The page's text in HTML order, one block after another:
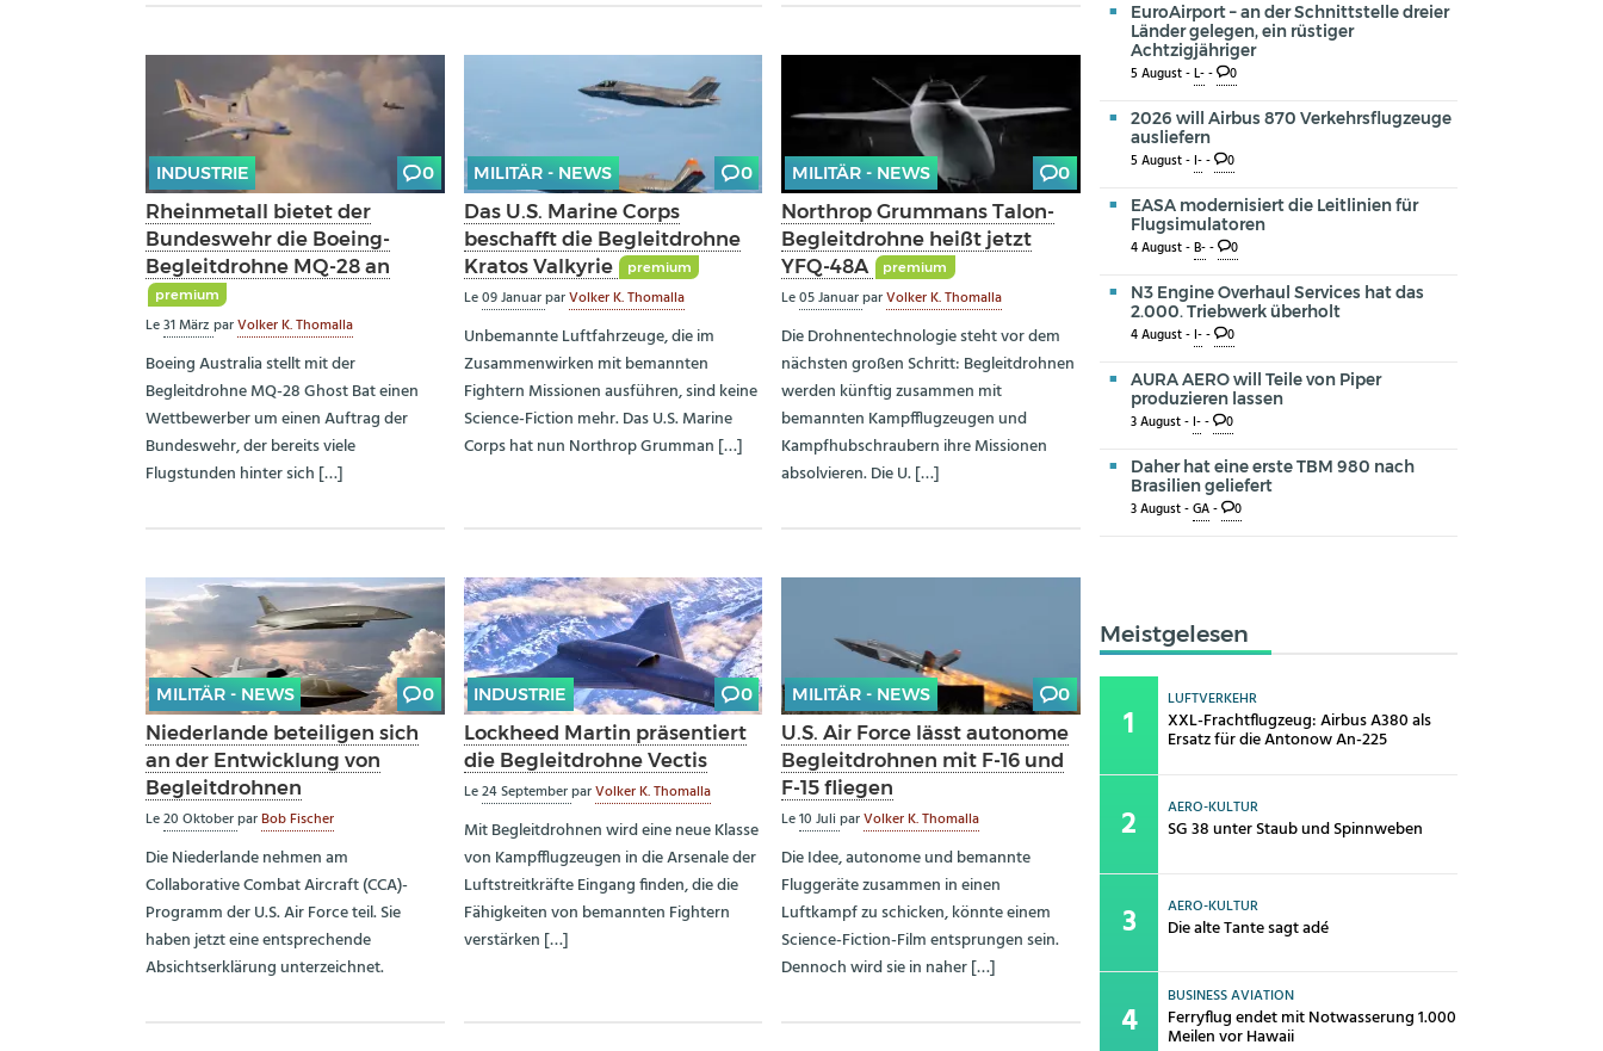
INDUSTRIE 0
Rheinmetall bietet der
Bundeswehr die Boeing-
Begleitdrohne MQ-28 an
premium
Le31 März parVolker K. Thomalla
Boeing Australia stellt mit der
Begleitdrohne MQ-28 Ghost Bat einen
Wettbewerber um einen Auftrag der
Bundeswehr, der bereits viele
Flugstunden hinter sich […]
MILITÄR - NEWS 0
Das U.S. Marine Corps
beschafft die Begleitdrohne
Kratos Valkyrie
premium
Le09 JanuarparVolker K. Thomalla
Unbemannte Luftfahrzeuge, die im
Zusammenwirken mit bemannten
Fightern Missionen ausführen, sind keine
Science-Fiction mehr. Das U.S. Marine
Corps hat nun Northrop Grumman […]
MILITÄR - NEWS 0
Northrop Grummans Talon-
Begleitdrohne heißt jetzt
YFQ-48A
premium
Le05 JanuarparVolker K. Thomalla
Die Drohnentechnologie steht vor dem
nächsten großen Schritt: Begleitdrohnen
werden künftig zusammen mit
bemannten Kampfflugzeugen und
Kampfhubschraubern ihre Missionen
absolvieren. Die U. […]
MILITÄR - NEWS 0
Niederlande beteiligen sich
an der Entwicklung von
Begleitdrohnen
Le20 OktoberparBob Fischer
Die Niederlande nehmen am
Collaborative Combat Aircraft (CCA)-
Programm der U.S. Air Force teil. Sie
haben jetzt eine entsprechende
Absichtserklärung unterzeichnet.
INDUSTRIE 0
Lockheed Martin präsentiert
die Begleitdrohne Vectis
Le24 SeptemberparVolker K. Thomalla
Mit Begleitdrohnen wird eine neue Klasse
von Kampfflugzeugen in die Arsenale der
Luftstreitkräfte Eingang finden, die die
Fähigkeiten von bemannten Fightern
verstärken […]
MILITÄR - NEWS 0
U.S. Air Force lässt autonome
Begleitdrohnen mit F-16 und
F-15 fliegen
Le10 JuliparVolker K. Thomalla
Die Idee, autonome und bemannte
Fluggeräte zusammen in einen
Luftkampf zu schicken, könnte einem
Science-Fiction-Film entsprungen sein.
Dennoch wird sie in naher […]
EuroAirport – an der Schnittstelle dreier
Länder gelegen, ein rüstiger
Achtzigjähriger
5 August -L-- 0
2026 will Airbus 870 Verkehrsflugzeuge
ausliefern
5 August -I-- 0
EASA modernisiert die Leitlinien für
Flugsimulatoren
4 August -B-- 0
N3 Engine Overhaul Services hat das
2.000. Triebwerk überholt
4 August -I-- 0
AURA AERO will Teile von Piper
produzieren lassen
3 August -I-- 0
Daher hat eine erste TBM 980 nach
Brasilien geliefert
3 August -GA- 0
Meistgelesen
LUFTVERKEHR
XXL-Frachtflugzeug: Airbus A380 als
Ersatz für die Antonow An-225
AERO-KULTUR
SG 38 unter Staub und Spinnweben
AERO-KULTUR
Die alte Tante sagt adé
BUSINESS AVIATION
Ferryflug endet mit Notwasserung 1.000
Meilen vor Hawaii